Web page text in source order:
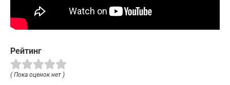
Рейтинг
( Пока оценок нет )